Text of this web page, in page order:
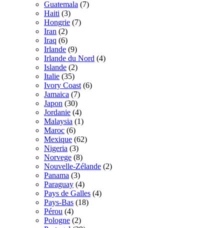
Guatemala (7)
Haiti (3)
Hongrie (7)
Iran (2)
Iraq (6)
Irlande (9)
Irlande du Nord (4)
Islande (2)
Italie (35)
Ivory Coast (6)
Jamaica (7)
Japon (30)
Jordanie (4)
Malaysia (1)
Maroc (6)
Mexique (62)
Nigeria (3)
Norvege (8)
Nouvelle-Zélande (2)
Panama (3)
Paraguay (4)
Pays de Galles (4)
Pays-Bas (18)
Pérou (4)
Pologne (2)